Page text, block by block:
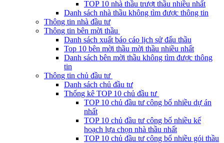
TOP 10 nhà thầu trượt thầu nhiều nhất
Danh sách nhà thầu không tìm được thông tin
Thông tin nhà đầu tư
Thông tin bên mời thầu
Danh sách xuất báo cáo lịch sử đấu thầu
Top 10 bên mời thầu mời thầu nhiều nhất
Danh sách bên mời thầu không tìm được thông
tin
Thông tin chủ đầu tư
Danh sách chủ đầu tư
Thống kê TOP 10 chủ đầu tư
TOP 10 chủ đầu tư công bố nhiều dự án
nhất
TOP 10 chủ đầu tư công bố nhiều kế
hoạch lựa chọn nhà thầu nhất
TOP 10 chủ đầu tư công bố nhiều gói thầu